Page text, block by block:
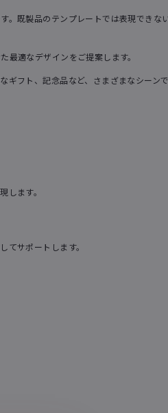
既製品のテンプレートでは表現でき
適なデザインをご提案します。
フト、記念品など、さまざまなシーンで
します。
サポートします。